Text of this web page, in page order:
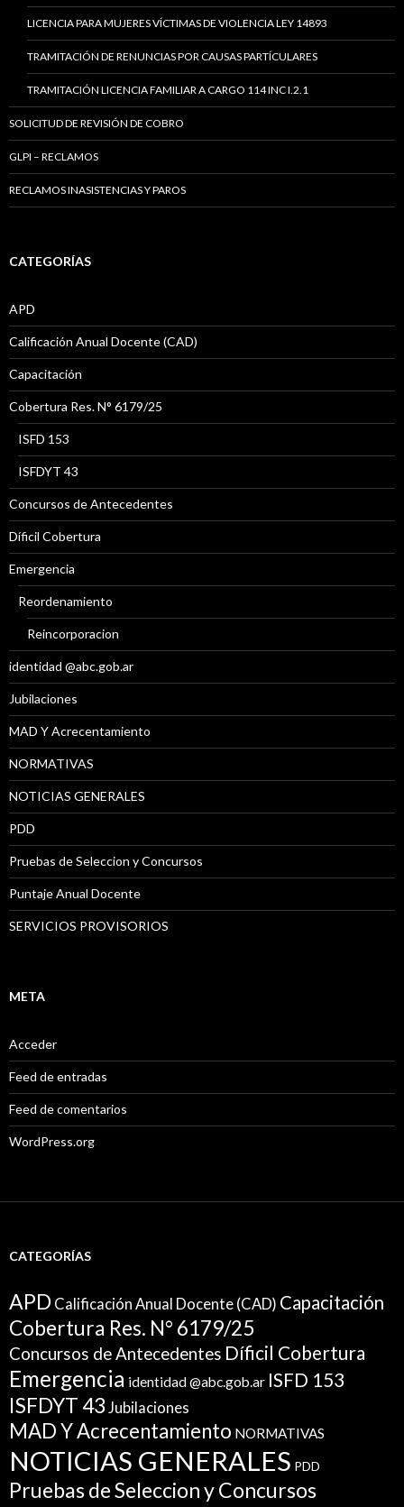
LICENCIA PARA MUJERES VÍCTIMAS DE VIOLENCIA LEY 14893
TRAMITACIÓN DE RENUNCIAS POR CAUSAS PARTÍCULARES
TRAMITACIÓN LICENCIA FAMILIAR A CARGO 114 INC I.2.1
SOLICITUD DE REVISIÓN DE COBRO
GLPI – RECLAMOS
RECLAMOS INASISTENCIAS Y PAROS
CATEGORÍAS
APD
Calificación Anual Docente (CAD)
Capacitación
Cobertura Res. N° 6179/25
ISFD 153
ISFDYT 43
Concursos de Antecedentes
Díficil Cobertura
Emergencia
Reordenamiento
Reincorporacion
identidad @abc.gob.ar
Jubilaciones
MAD Y Acrecentamiento
NORMATIVAS
NOTICIAS GENERALES
PDD
Pruebas de Seleccion y Concursos
Puntaje Anual Docente
SERVICIOS PROVISORIOS
META
Acceder
Feed de entradas
Feed de comentarios
WordPress.org
CATEGORÍAS
APD Calificación Anual Docente (CAD) Capacitación
Cobertura Res. N° 6179/25
Concursos de Antecedentes Díficil Cobertura
Emergencia identidad @abc.gob.ar ISFD 153
ISFDYT 43 Jubilaciones
MAD Y Acrecentamiento NORMATIVAS
NOTICIAS GENERALES PDD
Pruebas de Seleccion y Concursos